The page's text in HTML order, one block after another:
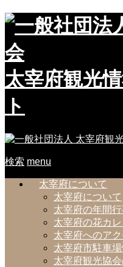
太宰府観光
ト
検索 menu
太宰府について
太宰府について
太宰府の年間
太宰府の花カ
太宰府へのアク
太宰府市駐車場
太宰府観光協